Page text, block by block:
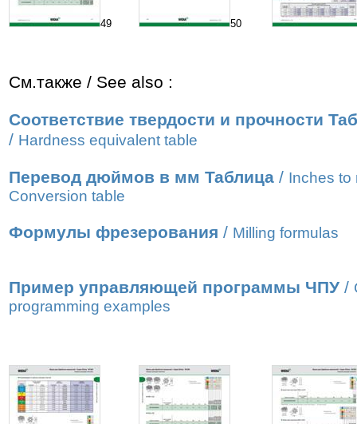
49 50
См.также / See also :
Соответствие твердости и прочности
/ Hardness equivalent table
Перевод дюймов в мм Таблица / Inches to
Conversion table
Формулы фрезерования / Milling formulas
Пример управляющей программы ЧПУ /
programming examples